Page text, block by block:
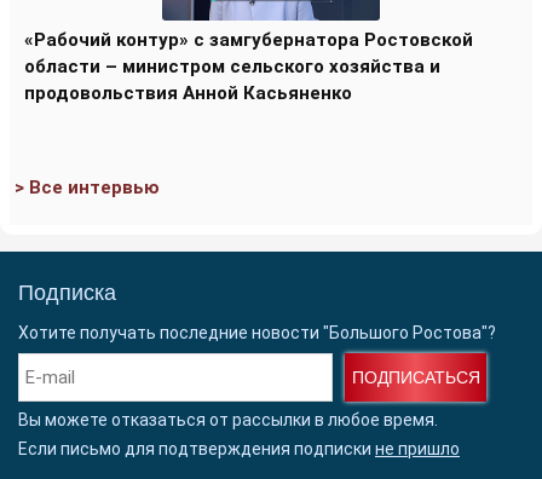
«Рабочий контур» с замгубернатора Ростовской
области – министром сельского хозяйства и
продовольствия Анной Касьяненко
> Все интервью
Подписка
Хотите получать последние новости "Большого Ростова"?
ПОДПИСАТЬСЯ
Вы можете отказаться от рассылки в любое время.
Если письмо для подтверждения подписки не пришло